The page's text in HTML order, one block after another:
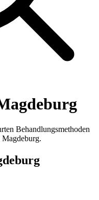
Behandlungsmethoden
Magdeburg.